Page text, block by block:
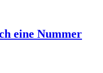
eine Nummer